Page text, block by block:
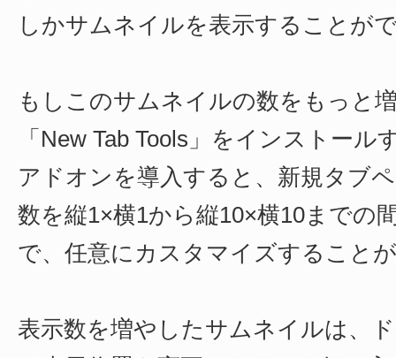
しかサムネイルを表示することが
もしこのサムネイルの数をもっと
「New Tab Tools」をインストール
アドオンを導入すると、新規タブ
数を縦1×横1から縦10×横10までの
で、任意にカスタマイズすること
表示数を増やしたサムネイルは、